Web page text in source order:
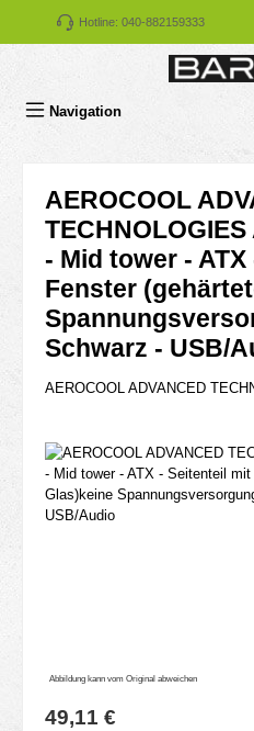
Zum Hauptinhalt springen
Hotline: 040-882159333
Navigation
AEROCOOL
- Mid tower -
Fenster
Schwarz - USB/
AEROCOOL ADVANCED
Bildergalerie überspringen
Abbildung kann vom Original abweichen
Regulärer Preis:
49,11 €